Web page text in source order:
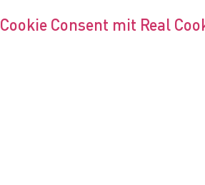
Cookie Consent mit Real